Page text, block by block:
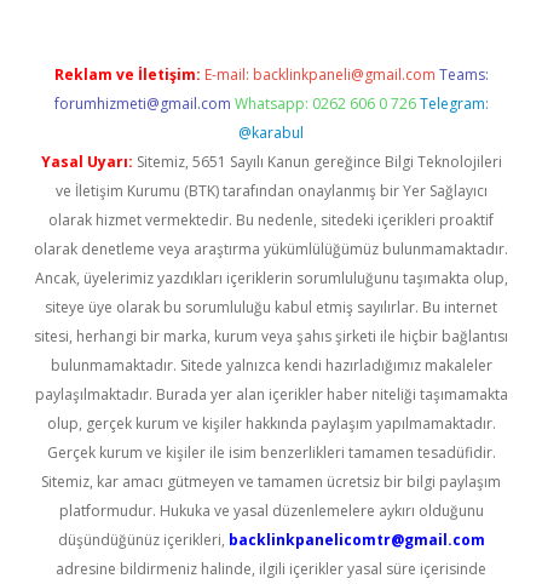
Reklam ve İletişim: E-mail: backlinkpaneli@gmail.com Teams:
forumhizmeti@gmail.com Whatsapp: 0262 606 0 726 Telegram:
@karabul
Yasal Uyarı: Sitemiz, 5651 Sayılı Kanun gereğince Bilgi Teknolojileri
ve İletişim Kurumu (BTK) tarafından onaylanmış bir Yer Sağlayıcı
olarak hizmet vermektedir. Bu nedenle, sitedeki içerikleri proaktif
olarak denetleme veya araştırma yükümlülüğümüz bulunmamaktadır.
Ancak, üyelerimiz yazdıkları içeriklerin sorumluluğunu taşımakta olup,
siteye üye olarak bu sorumluluğu kabul etmiş sayılırlar. Bu internet
sitesi, herhangi bir marka, kurum veya şahıs şirketi ile hiçbir bağlantısı
bulunmamaktadır. Sitede yalnızca kendi hazırladığımız makaleler
paylaşılmaktadır. Burada yer alan içerikler haber niteliği taşımamakta
olup, gerçek kurum ve kişiler hakkında paylaşım yapılmamaktadır.
Gerçek kurum ve kişiler ile isim benzerlikleri tamamen tesadüfidir.
Sitemiz, kar amacı gütmeyen ve tamamen ücretsiz bir bilgi paylaşım
platformudur. Hukuka ve yasal düzenlemelere aykırı olduğunu
düşündüğünüz içerikleri, backlinkpanelicomtr@gmail.com
adresine bildirmeniz halinde, ilgili içerikler yasal süre içerisinde